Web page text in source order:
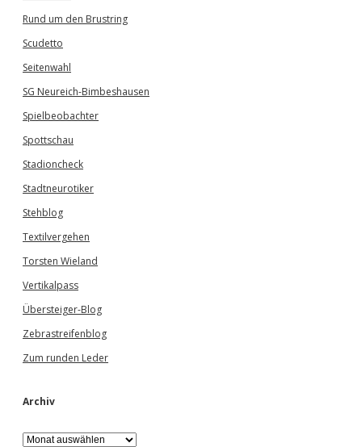
Rund um den Brustring
Scudetto
Seitenwahl
SG Neureich-Bimbeshausen
Spielbeobachter
Spottschau
Stadioncheck
Stadtneurotiker
Stehblog
Textilvergehen
Torsten Wieland
Vertikalpass
Übersteiger-Blog
Zebrastreifenblog
Zum runden Leder
Archiv
A